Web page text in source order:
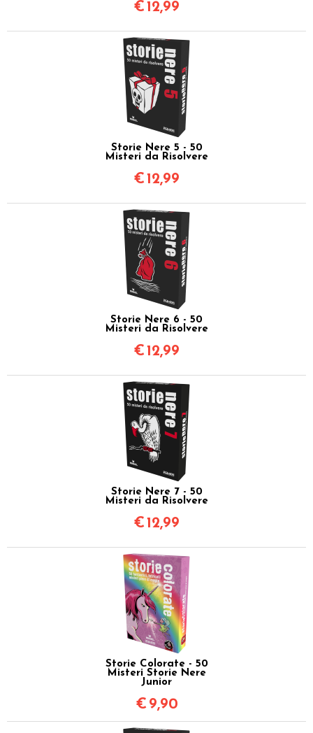
€ 12,99
Storie Nere 5 - 50
Misteri da Risolvere
€ 12,99
Storie Nere 6 - 50
Misteri da Risolvere
€ 12,99
Storie Nere 7 - 50
Misteri da Risolvere
€ 12,99
Storie Colorate - 50
Misteri Storie Nere
Junior
€ 9,90